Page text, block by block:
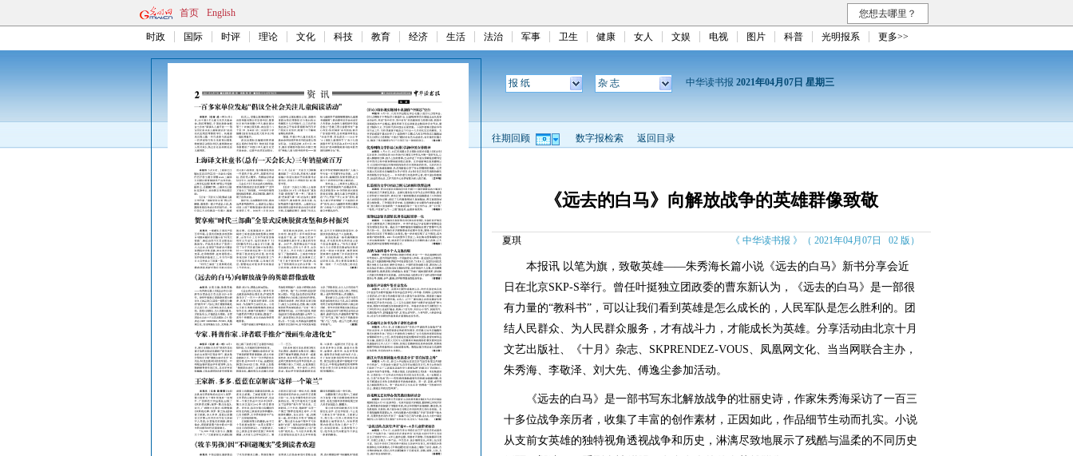
首页 English 您想去哪里？
时政 国际 时评 理论 文化 科技 教育 经济 生活 法治 军事 卫生 健康 女人 文娱 电视 图片 科普 光明报系 更多>>
报 纸 杂 志 中华读书报 2021年04月07日 星期三
往期回顾 数字报检索 返回目录
《远去的白马》向解放战争的英雄群像致敬
夏琪 《 中华读书报 》（ 2021年04月07日 02 版）
本报讯 以笔为旗，致敬英雄——朱秀海长篇小说《远去的白马》新书分享会近
日在北京SKP-S举行。曾任叶挺独立团政委的曹东新认为，《远去的白马》是一部很
有力量的“教科书”，可以让我们看到英雄是怎么成长的，人民军队是怎么胜利的。团
结人民群众、为人民群众服务，才有战斗力，才能成长为英雄。分享活动由北京十月
文艺出版社、《十月》杂志、SKPRENDEZ-VOUS、凤凰网文化、当当网联合主办，
朱秀海、李敬泽、刘大先、傅逸尘参加活动。
《远去的白马》是一部书写东北解放战争的壮丽史诗，作家朱秀海采访了一百三
十多位战争亲历者，收集了丰富的创作素材，正因如此，作品细节生动而扎实。小说
从支前女英雄的独特视角透视战争和历史，淋漓尽致地展示了残酷与温柔的不同历史